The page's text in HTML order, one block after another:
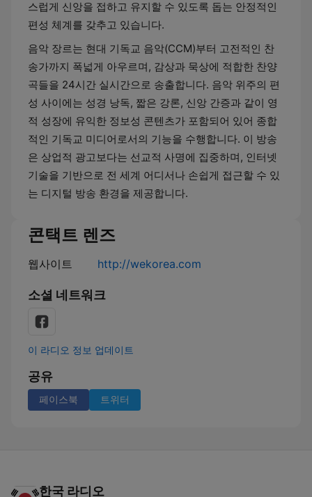
스럽게 신앙을 접하고 유지할 수 있도록 돕는 안정적인
편성 체계를 갖추고 있습니다.
음악 장르는 현대 기독교 음악(CCM)부터 고전적인 찬
송가까지 폭넓게 아우르며, 감상과 묵상에 적합한 찬양
곡들을 24시간 실시간으로 송출합니다. 음악 위주의 편
성 사이에는 성경 낭독, 짧은 강론, 신앙 간증과 같이 영
적 성장에 유익한 정보성 콘텐츠가 포함되어 있어 종합
적인 기독교 미디어로서의 기능을 수행합니다. 이 방송
은 상업적 광고보다는 선교적 사명에 집중하며, 인터넷
기술을 기반으로 전 세계 어디서나 손쉽게 접근할 수 있
는 디지털 방송 환경을 제공합니다.
콘택트 렌즈
웹사이트 http://wekorea.com
소셜 네트워크
이 라디오 정보 업데이트
공유
페이스북 트위터
한국 라디오